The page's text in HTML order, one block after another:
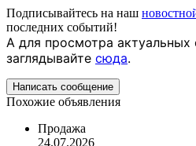
Подписывайтесь на наш
последних событий!
А для просмотра
заглядывайте сюда.
Написать сообщение
Похожие объявления
Продажа
24.07.2026